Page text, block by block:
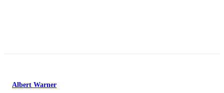
Albert Warner